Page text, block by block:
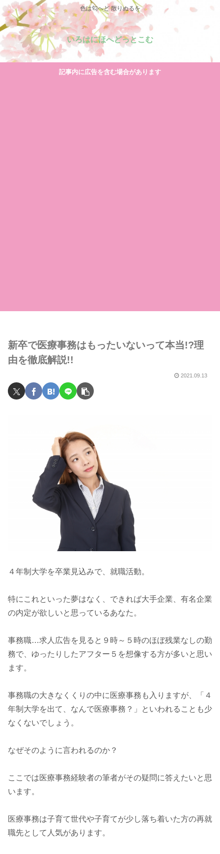
色は匂へど 散りぬるを
いろはにほへどっとこむ
記事内に広告を含む場合があります
新卒で医療事務はもったいないって本当!?理
由を徹底解説!!
2021.09.13
４年制大学を卒業見込みで、就職活動。
特にこれといった夢はなく、できれば大手企業、有名企業
の内定が欲しいと思っているあなた。
事務職…求人広告を見ると９時～５時のほぼ残業なしの勤
務で、ゆったりしたアフター５を想像する方が多いと思い
ます。
事務職の大きなくくりの中に医療事務も入りますが、「４
年制大学を出て、なんで医療事務？」といわれることも少
なくないでしょう。
なぜそのように言われるのか？
ここでは医療事務経験者の筆者がその疑問に答えたいと思
います。
医療事務は子育て世代や子育てが少し落ち着いた方の再就
職先として人気があります。